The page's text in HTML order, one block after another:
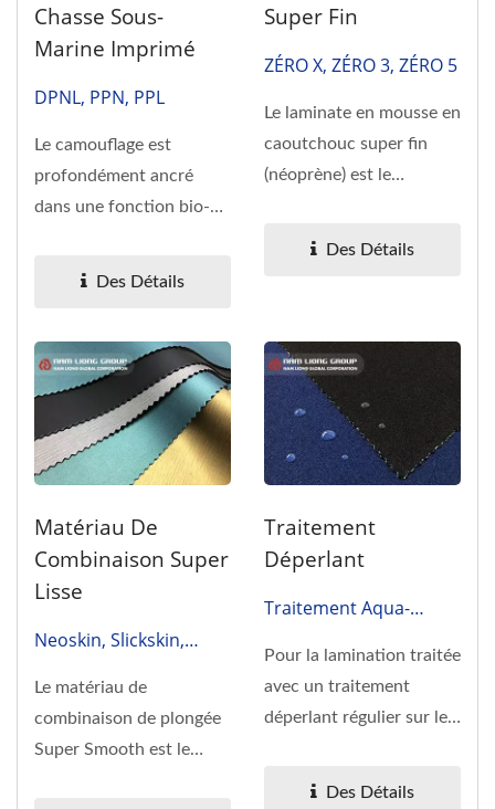
Chasse Sous-
Marine Imprimé
DPNL, PPN, PPL
Le camouflage est
profondément ancré
dans une fonction bio-
Des Détails
Super Fin
ZÉRO X, ZÉRO 3, ZÉRO 5
Le laminate en mousse en
caoutchouc super fin
(néoprène) est le
Des Détails
Matériau De
Combinaison Super
Lisse
Neoskin, Slickskin,
Le matériau de
combinaison de plongée
Super Smooth est le
Traitement
Déperlant
Traitement Aqua-
Pour la lamination traitée
avec un traitement
déperlant régulier sur le
Des Détails